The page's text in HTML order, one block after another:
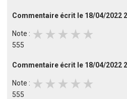
Commentaire écrit le 18/04/2022
Note : star_rate star_rate star_rate star_rate star_rate
555
Commentaire écrit le 18/04/2022
Note : star_rate star_rate star_rate star_rate star_rate
555